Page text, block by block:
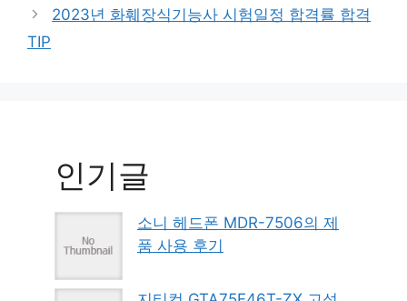
2023년 화훼장식기능사 시험일정 합격률 합격
TIP
인기글
소니 헤드폰 MDR-7506의 제
품 사용 후기